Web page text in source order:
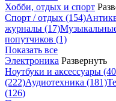
Хобби, отдых и спорт
Спорт / отдых (154)
журналы (17)
попутчиков (1)
Показать все
Электроника Развернуть
Ноутбуки и аксессуары
(222)Аудиотехника (181)
(126)